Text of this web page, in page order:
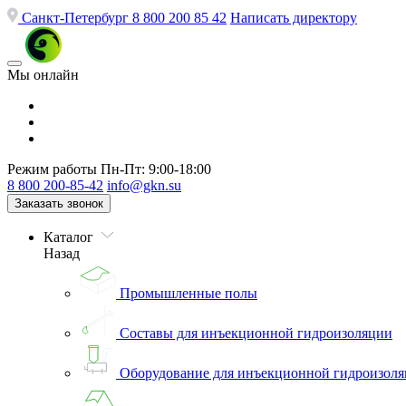
Санкт-Петербург 8 800 200 85 42 Написать директору
Мы онлайн
Режим работы Пн-Пт: 9:00-18:00
8 800 200-85-42 info@gkn.su
Заказать звонок
Каталог
Назад
Промышленные полы
Составы для инъекционной гидроизоляции
Оборудование для инъекционной